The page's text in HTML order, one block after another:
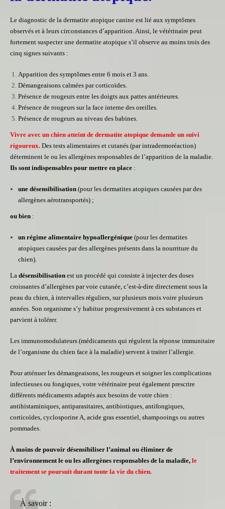
Le diagnostic de la dermatite atopique canine est lié aux symptômes
observés et à leurs circonstances d’apparition. Ainsi, le vétérinaire peut
fortement suspecter une dermatite atopique s’il observe au moins trois des
cinq signes suivants :
Apparition des symptômes entre 6 mois et 3 ans.
Démangeaisons calmées par corticoïdes.
Présence de rougeurs entre les doigts aux pattes antérieures.
Présence de rougeurs sur la face interne des oreilles.
Présence de rougeurs au niveau des babines.
Vivre avec un chien atteint de dermatite atopique demande un suivi
rigoureux. Des tests alimentaires et cutanés (par intradermoréaction)
déterminent le ou les allergènes responsables de l’apparition de la maladie.
Ils sont indispensables pour mettre en place :
une désensibilisation (pour les dermatites atopiques causées par des
allergènes aérotransportés) ;
ou bien :
un régime alimentaire hypoallergénique (pour les dermatites
atopiques causées par des allergènes présents dans la nourriture du
chien).
La désensibilisation est un procédé qui consiste à injecter des doses
croissantes d’allergènes par voie cutanée, c’est-à-dire directement sous la
peau du chien, à intervalles réguliers, sur plusieurs mois voire plusieurs
années. Son organisme s’y habitue progressivement à ces substances et
parvient à tolérer.
Les immunomodulateurs (médicaments qui régulent la réponse immunitaire
de l’organisme du chien face à la maladie) servent à traiter l’allergie.
Pour atténuer les démangeaisons, les rougeurs et soigner les complications
infectieuses ou fongiques, votre vétérinaire peut également prescrire
différents médicaments adaptés aux besoins de votre chien :
antihistaminiques, antiparasitaires, antibiotiques, antifongiques,
corticoïdes, cyclosporine A, acide gras essentiel, shampooings ou autres
pommades.
À moins de pouvoir désensibiliser l’animal ou éliminer de
l’environnement le ou les allergènes responsables de la maladie, le
traitement se poursuit durant toute la vie du chien.
À savoir :